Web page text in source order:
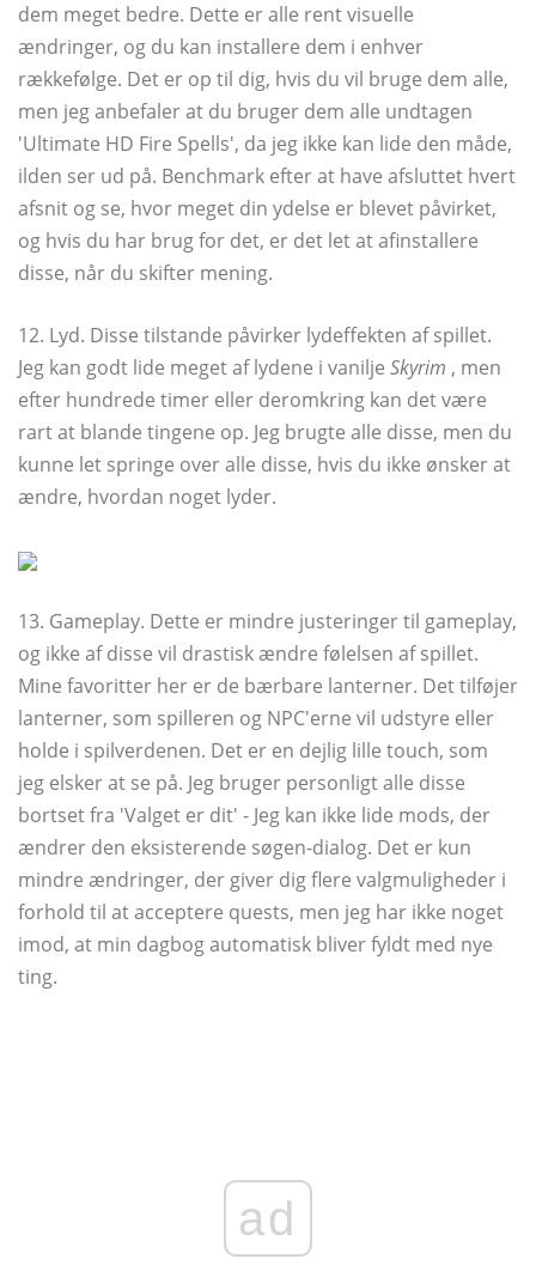
dem meget bedre. Dette er alle rent visuelle
ændringer, og du kan installere dem i enhver
rækkefølge. Det er op til dig, hvis du vil bruge dem alle,
men jeg anbefaler at du bruger dem alle undtagen
'Ultimate HD Fire Spells', da jeg ikke kan lide den måde,
ilden ser ud på. Benchmark efter at have afsluttet hvert
afsnit og se, hvor meget din ydelse er blevet påvirket,
og hvis du har brug for det, er det let at afinstallere
disse, når du skifter mening.
12. Lyd. Disse tilstande påvirker lydeffekten af ​​spillet.
Jeg kan godt lide meget af lydene i vanilje Skyrim , men
efter hundrede timer eller deromkring kan det være
rart at blande tingene op. Jeg brugte alle disse, men du
kunne let springe over alle disse, hvis du ikke ønsker at
ændre, hvordan noget lyder.
13. Gameplay. Dette er mindre justeringer til gameplay,
og ikke af disse vil drastisk ændre følelsen af ​​spillet.
Mine favoritter her er de bærbare lanterner. Det tilføjer
lanterner, som spilleren og NPC'erne vil udstyre eller
holde i spilverdenen. Det er en dejlig lille touch, som
jeg elsker at se på. Jeg bruger personligt alle disse
bortset fra 'Valget er dit' - Jeg kan ikke lide mods, der
ændrer den eksisterende søgen-dialog. Det er kun
mindre ændringer, der giver dig flere valgmuligheder i
forhold til at acceptere quests, men jeg har ikke noget
imod, at min dagbog automatisk bliver fyldt med nye
ting.
ad